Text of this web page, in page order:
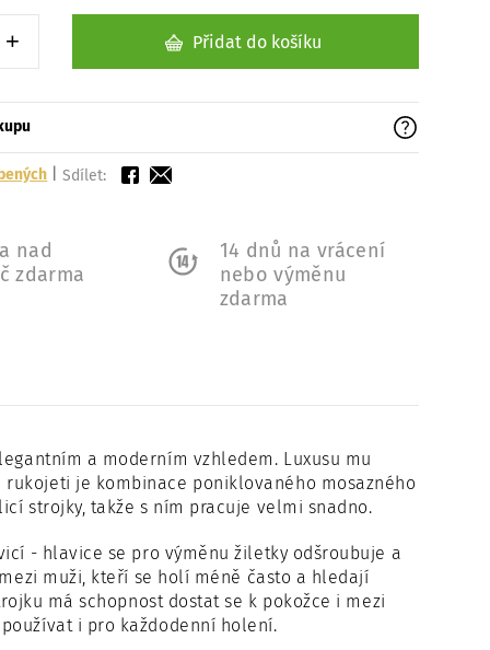
Zvýšit o 1 kus
+ Přidat do košíku
|Sdílet:
nad
zdarma
14 dnů na vrácení
nebo výměnu
zdarma
a moderním vzhledem. Luxusu mu
je kombinace poniklovaného mosazného
strojky, takže s ním pracuje velmi snadno.
- hlavice se pro výměnu žiletky odšroubuje a
muži, kteří se holí méně často a hledají
má schopnost dostat se k pokožce i mezi
i pro každodenní holení.